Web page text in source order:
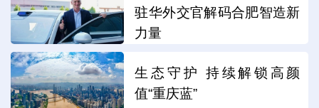
驻华外交官解码合肥智造新
力量
生态守护 持续解锁高颜
值“重庆蓝”